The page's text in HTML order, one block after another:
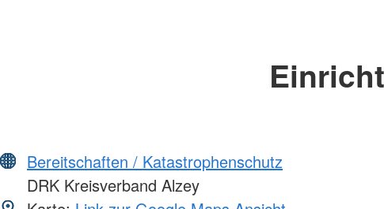
Bereitschaften / Katastrophenschutz
DRK Kreisverband Alzey